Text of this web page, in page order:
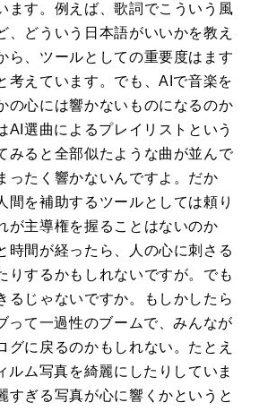
ます。例えば、歌詞でこういう風
、どういう日本語がいいかを教え
ら、ツールとしての重要度はます
考えています。でも、AIで音楽を
の心には響かないものになるのか
選曲によるプレイリストという
みると全部似たような曲が並んで
ったく響かないんですよ。だか
間を補助するツールとしては頼り
が主導権を握ることはないのか
時間が経ったら、人の心に刺さる
りするかもしれないですが。でも
るじゃないですか。もしかしたら
って一過性のブームで、みんなが
グに戻るのかもしれない。たとえ
ルム写真を綺麗にしたりしていま
すぎる写真が心に響くかというと